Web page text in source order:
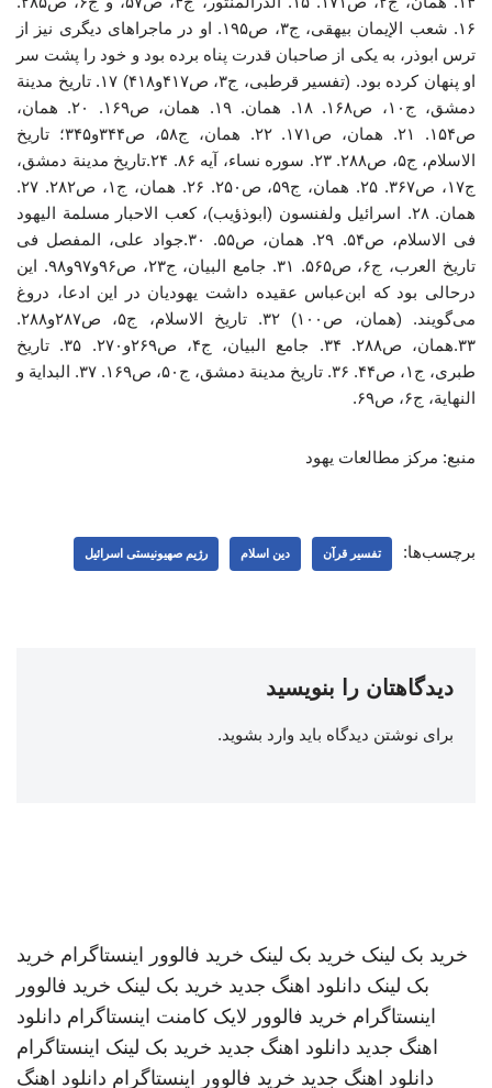
۱۶. شعب الإیمان بیهقی، ج۳، ص۱۹۵. او در ماجراهای دیگری نیز از
ترس ابوذر، به یکی از صاحبان قدرت پناه برده بود و خود را پشت سر
او پنهان کرده بود. (تفسیر قرطبی، ج۳، ص۴۱۷و۴۱۸) ۱۷. تاریخ مدینة
دمشق، ج۱۰، ص۱۶۸. ۱۸. همان. ۱۹. همان، ص۱۶۹. ۲۰. همان،
ص۱۵۴. ۲۱. همان، ص۱۷۱. ۲۲. همان، ج۵۸، ص۳۴۴و۳۴۵؛ تاریخ
الاسلام، ج۵، ص۲۸۸. ۲۳. سوره نساء، آیه ۸۶. ۲۴.تاریخ مدینة دمشق،
ج۱۷، ص۳۶۷. ۲۵. همان، ج۵۹، ص۲۵۰. ۲۶. همان، ج۱، ص۲۸۲. ۲۷.
همان. ۲۸. اسرائیل ولفنسون (ابوذؤیب)، کعب الاحبار مسلمة الیهود
فی الاسلام، ص۵۴. ۲۹. همان، ص۵۵. ۳۰.جواد علی، المفصل فی
تاریخ العرب، ج۶، ص۵۶۵. ۳۱. جامع البیان، ج۲۳، ص۹۶و۹۷و۹۸. این
درحالی بود که ابن‌عباس عقیده داشت یهودیان در این ادعا، دروغ
می‌گویند. (همان، ص۱۰۰) ۳۲. تاریخ الاسلام، ج۵، ص۲۸۷و۲۸۸.
۳۳.همان، ص۲۸۸. ۳۴. جامع البیان، ج۴، ص۲۶۹و۲۷۰. ۳۵. تاریخ
طبری، ج۱، ص۴۴. ۳۶. تاریخ مدینة دمشق، ج۵۰، ص۱۶۹. ۳۷. البدایة و
النهایة، ج۶، ص۶۹.
منبع: مرکز مطالعات یهود
برچسب‌ها: تفسیر قرآن دین اسلام رژیم صهیونیستی اسرائیل
دیدگاهتان را بنویسید
برای نوشتن دیدگاه باید وارد بشوید.
خرید بک لینک خرید بک لینک خرید فالوور اینستاگرام خرید
بک لینک دانلود اهنگ جدید خرید بک لینک خرید فالوور
اینستاگرام خرید فالوور لایک کامنت اینستاگرام دانلود
اهنگ جدید دانلود اهنگ جدید خرید بک لینک اینستاگرام
دانلود اهنگ جدید خرید فالوور اینستاگرام دانلود اهنگ